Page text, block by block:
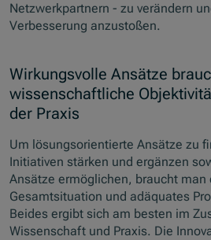
Netzwerkpartnern - zu verändern
Verbesserung anzustoßen.
Wirkungsvolle Ansätze
wissenschaftliche
der Praxis
Um lösungsorientierte Ansätze zu
Initiativen stärken und ergänzen
Ansätze ermöglichen, braucht man
Gesamtsituation und adäquates
Beides ergibt sich am besten im
Wissenschaft und Praxis. Die